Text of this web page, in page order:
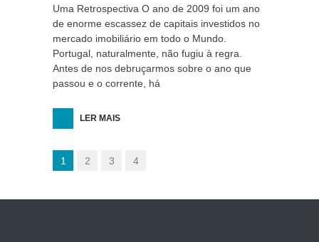
Uma Retrospectiva O ano de 2009 foi um ano
de enorme escassez de capitais investidos no
mercado imobiliário em todo o Mundo.
Portugal, naturalmente, não fugiu à regra.
Antes de nos debruçarmos sobre o ano que
passou e o corrente, há
LER MAIS
1 2 3 4